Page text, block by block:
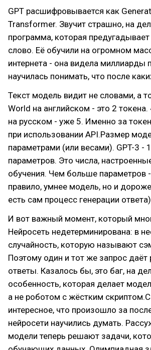
GPT расшифровывается как
Transformer. Звучит страшно, на
программа, которая
слово. Её обучили на огромном
интернета - она видела миллиарды
научилась понимать, что после
Текст модель видит не словами, а
World на английском - это 2 токена.
на русском - уже 5. Именно за
при использовании API.Размер
параметрами (или весами). GPT-3 -
параметров. Это числа,
обучения. Чем больше параметров
правило, умнее модель, но и
есть сам процесс генерации
И вот важный момент, который
Нейросеть недетерминирована: в
случайность, которую называют
Поэтому один и тот же запрос даёт
ответы. Казалось бы, это баг, на
особенность, которая делает
а не роботом с жёстким
интересное, что произошло за
нейросети научились думать.
модели теперь решают задачи,